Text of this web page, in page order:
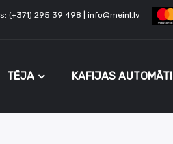
(+371) 295 39 498 | info@meinl.lv
TĒJA KAFIJAS AUTOMĀTI